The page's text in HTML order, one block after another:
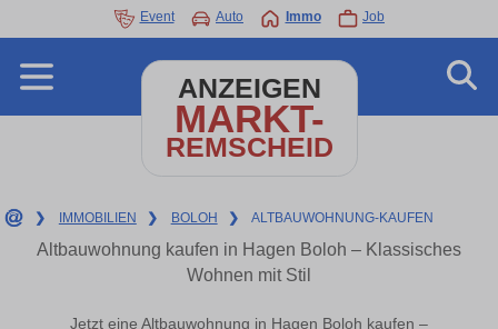
Event Auto Immo Job
ANZEIGEN
MARKT-
REMSCHEID
❯ IMMOBILIEN ❯ BOLOH ❯ ALTBAUWOHNUNG-KAUFEN
Altbauwohnung kaufen in Hagen Boloh – Klassisches
Wohnen mit Stil
Jetzt eine Altbauwohnung in Hagen Boloh kaufen –